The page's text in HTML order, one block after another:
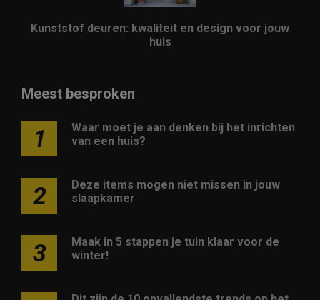
Kunststof deuren: kwaliteit en design voor jouw
huis
Meest besproken
1
Waar moet je aan denken bij het inrichten
van een huis?
2
Deze items mogen niet missen in jouw
slaapkamer
3
Maak in 5 stappen je tuin klaar voor de
winter!